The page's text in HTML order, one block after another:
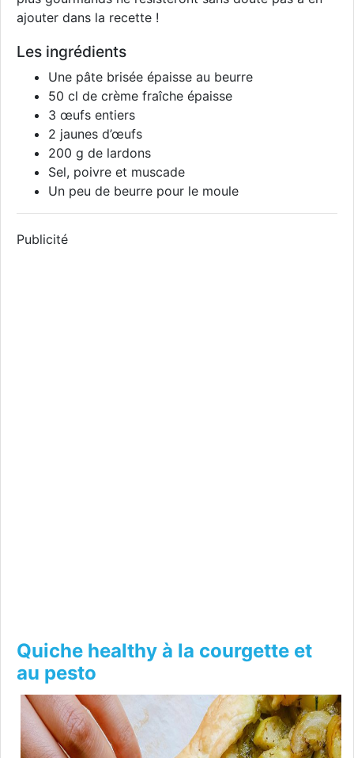
ajouter dans la recette !
Les ingrédients
Une pâte brisée épaisse au beurre
50 cl de crème fraîche épaisse
3 œufs entiers
2 jaunes d’œufs
200 g de lardons
Sel, poivre et muscade
Un peu de beurre pour le moule
Publicité
Quiche healthy à la courgette et
au pesto